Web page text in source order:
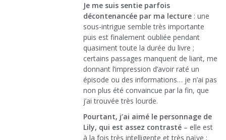
Je me suis sentie parfois
décontenancée par ma lecture : une
sous-intrigue semble très importante
puis est finalement oubliée pendant
quasiment toute la durée du livre ;
certains passages manquent de liant, me
donnant l’impression d’avoir raté un
épisode ou des informations… je n’ai pas
non plus été convaincue par la fin, que
j’ai trouvée très lourde.
Pourtant, j’ai aimé le personnage de
Lily, qui est assez contrasté – elle est
à la fois très intelligente et très naïve ;